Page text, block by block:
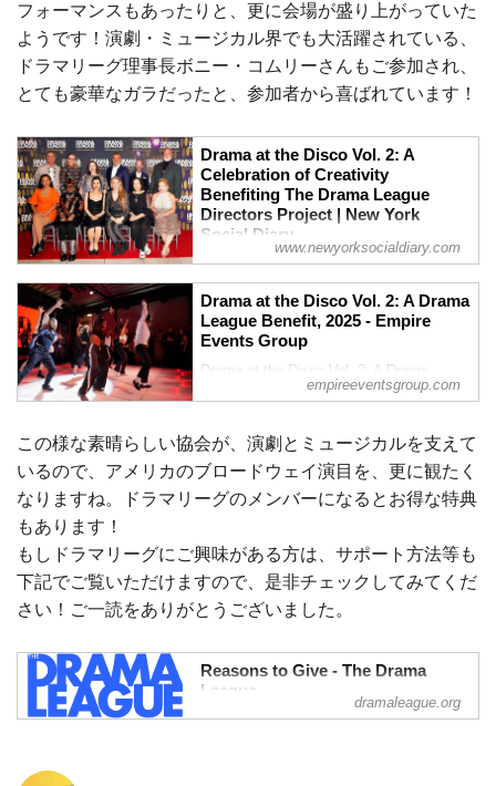
フォーマンスもあったりと、更に会場が盛り上がっていた
ようです！演劇・ミュージカル界でも大活躍されている、
ドラマリーグ理事長ボニー・コムリーさんもご参加され、
とても豪華なガラだったと、参加者から喜ばれています！
Drama at the Disco Vol. 2: A
Celebration of Creativity
Benefiting The Drama League
Directors Project | New York
Social Diary
Drama at the Disco Vol. 2 was a smash
hit! The dazzling event brought high-
energy celebration and vital support for
the Drama League Directors Project,
featuring a dance party with Broadway
favorites.
www.newyorksocialdiary.com
Drama at the Disco Vol. 2: A Drama
League Benefit, 2025 - Empire
Events Group
Drama at the Disco Vol. 2: A Drama
League Benefit delivered an unforgettable
performances. The evening began with a
empireeventsgroup.com
この様な素晴らしい協会が、演劇とミュージカルを支えて
いるので、アメリカのブロードウェイ演目を、更に観たく
なりますね。ドラマリーグのメンバーになるとお得な特典
もあります！
もしドラマリーグにご興味がある方は、サポート方法等も
下記でご覧いただけますので、是非チェックしてみてくだ
さい！ご一読をありがとうございました。
Reasons to Give - The Drama
League
Our alumni have brought these award-
dramaleague.org